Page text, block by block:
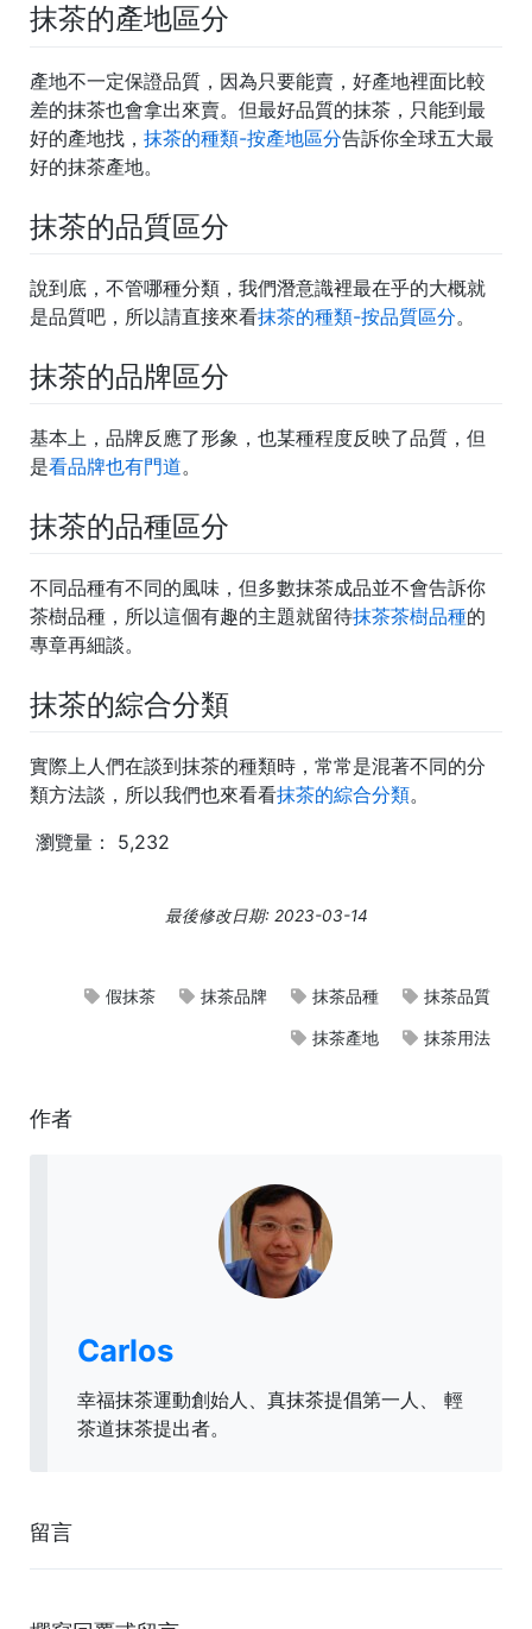
抹茶的產地區分
產地不一定保證品質，因為只要能賣，好產地裡面比較
差的抹茶也會拿出來賣。但最好品質的抹茶，只能到最
好的產地找， 抹茶的種類-按產地區分告訴你全球五大最
好的抹茶產地。
抹茶的品質區分
說到底，不管哪種分類，我們潛意識裡最在乎的大概就
是品質吧，所以請直接來看抹茶的種類-按品質區分。
抹茶的品牌區分
基本上，品牌反應了形象，也某種程度反映了品質，但
是看品牌也有門道。
抹茶的品種區分
不同品種有不同的風味，但多數抹茶成品並不會告訴你
茶樹品種，所以這個有趣的主題就留待抹茶茶樹品種的
專章再細談。
抹茶的綜合分類
實際上人們在談到抹茶的種類時，常常是混著不同的分
類方法談，所以我們也來看看抹茶的綜合分類。
瀏覽量：
5,232
最後修改日期: 2023-03-14
假抹茶 抹茶品牌 抹茶品種 抹茶品質
抹茶產地 抹茶用法
作者
Carlos
幸福抹茶運動創始人、真抹茶提倡第一人、 輕
茶道抹茶提出者。
留言